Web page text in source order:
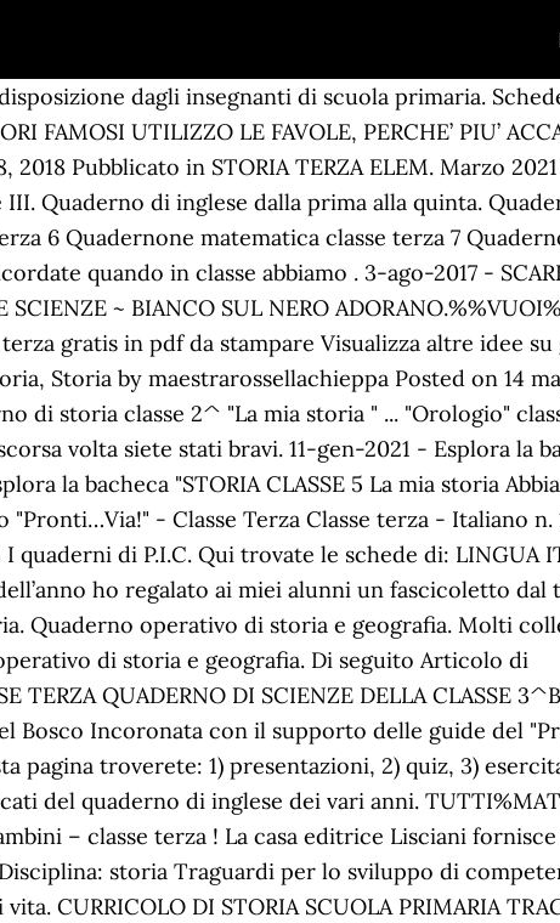
dagli insegnanti di scuola primaria.
FAMOSI UTILIZZO LE FAVOLE, PERCHE’ PIU’
2018 Pubblicato in STORIA TERZA ELEM. Marzo
Quaderno di inglese dalla prima alla quinta.
6 Quadernone matematica classe terza 7
quando in classe abbiamo . 3-ago-2017 -
SCIENZE ~ BIANCO SUL NERO
gratis in pdf da stampare Visualizza altre idee
Storia by maestrarossellachieppa Posted on 14
di storia classe 2^ "La mia storia " ... "Orologio"
volta siete stati bravi. 11-gen-2021 - Esplora la
la bacheca "STORIA CLASSE 5 La mia storia
- Classe Terza Classe terza - Italiano n.
di P.I.C. Qui trovate le schede di: LINGUA
ho regalato ai miei alunni un fascicoletto dal
Quaderno operativo di storia e geografia. Molti
di storia e geografia. Di seguito Articolo di
TERZA QUADERNO DI SCIENZE DELLA CLASSE
Bosco Incoronata con il supporto delle guide del
pagina troverete: 1) presentazioni, 2) quiz, 3)
del quaderno di inglese dei vari anni.
– classe terza ! La casa editrice Lisciani
storia Traguardi per lo sviluppo di
CURRICOLO DI STORIA SCUOLA PRIMARIA